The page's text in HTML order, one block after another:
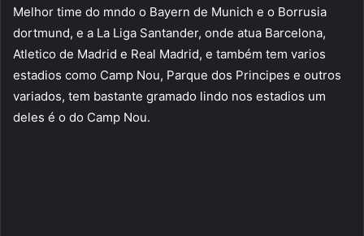
Melhor time do mndo o Bayern de Munich e o Borrusia
dortmund, e a La Liga Santander, onde atua Barcelona,
Atletico de Madrid e Real Madrid, e também tem varios
estadios como Camp Nou, Parque dos Principes e outros
variados, tem bastante gramado lindo nos estadios um
deles é o do Camp Nou.